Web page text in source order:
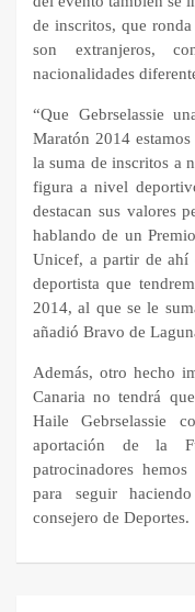
de inscritos, que
son extranjeros,
nacionalidades
“Que Gebrselassie
Maratón 2014
la suma de inscritos a
figura a nivel
destacan sus valores
hablando de un
Unicef, a partir de ahí
deportista que
2014, al que se le
añadió Bravo de
Además, otro hecho
Canaria no tendrá
Haile Gebrselassie
aportación de la
patrocinadores
para seguir
consejero de Deportes.